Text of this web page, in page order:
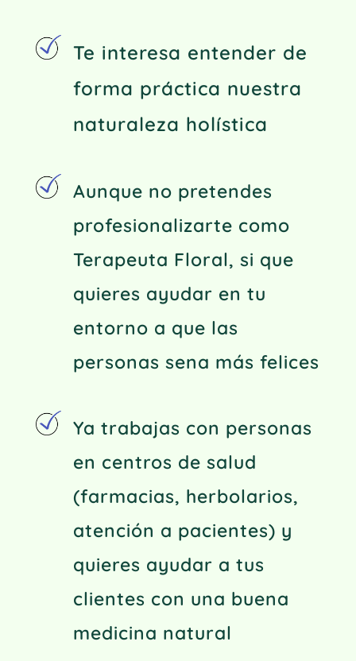
Te interesa entender de
forma práctica nuestra
naturaleza holística
Aunque no pretendes
profesionalizarte como
Terapeuta Floral, si que
quieres ayudar en tu
entorno a que las
personas sena más felices
Ya trabajas con personas
en centros de salud
(farmacias, herbolarios,
atención a pacientes) y
quieres ayudar a tus
clientes con una buena
medicina natural